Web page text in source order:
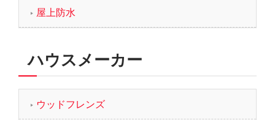
屋上防水
ハウスメーカー
ウッドフレンズ